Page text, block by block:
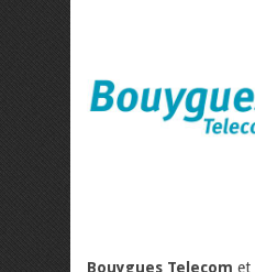
Bouygues Telecom et